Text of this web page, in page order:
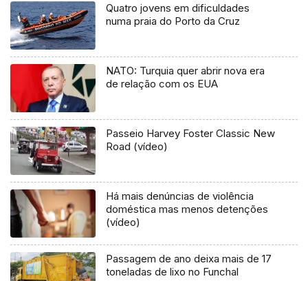
Quatro jovens em dificuldades
numa praia do Porto da Cruz
NATO: Turquia quer abrir nova era
de relação com os EUA
Passeio Harvey Foster Classic New
Road (vídeo)
Há mais denúncias de violência
doméstica mas menos detenções
(vídeo)
Passagem de ano deixa mais de 17
toneladas de lixo no Funchal